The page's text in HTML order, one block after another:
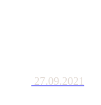
27.09.2021